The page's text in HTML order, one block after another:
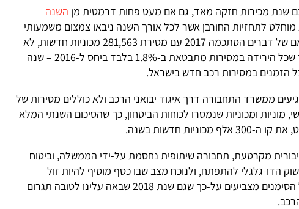
שנת מכירות חזקה מאד, גם אם מעט פחות דרמטית מן השנה
מוחלט לתחזיות החורבן אשר לכל אורך השנה ניבאו צמצום משמעותי
בהיקף המסירות. בסיכומם של דברים הסתכמה 2017 עם מסירת 281,563 מכוניות חדשות, לא
כולל רישוי מיוחד, כלומר שכל הירידה במסירות מתבטאת ב-1.8% בלבד ביחס ל-2016 – שנה
הזמנים במסירות רכב חדש בישראל.
ממשרד התחבורה דרך איגוד יבואני הרכב ולא כוללים מסירות של
מוניות ומכוניות שנמסרו לכוחות הביטחון, כך שהסיכום השנתי המלא
חדשות בשנה.
מקרטעת, תחבורה שיתופית נחסמת על-ידי הממשלה, וביטוח
הדו-גלגלי להתפתח, ולנוכח מצב שבו כסף מוסיף להיות זול
והאשראי עדיין זמין – כל הסימנים מצביעים על-כך שגם שנת 2018 שבאה עלינו לטובה תגרום